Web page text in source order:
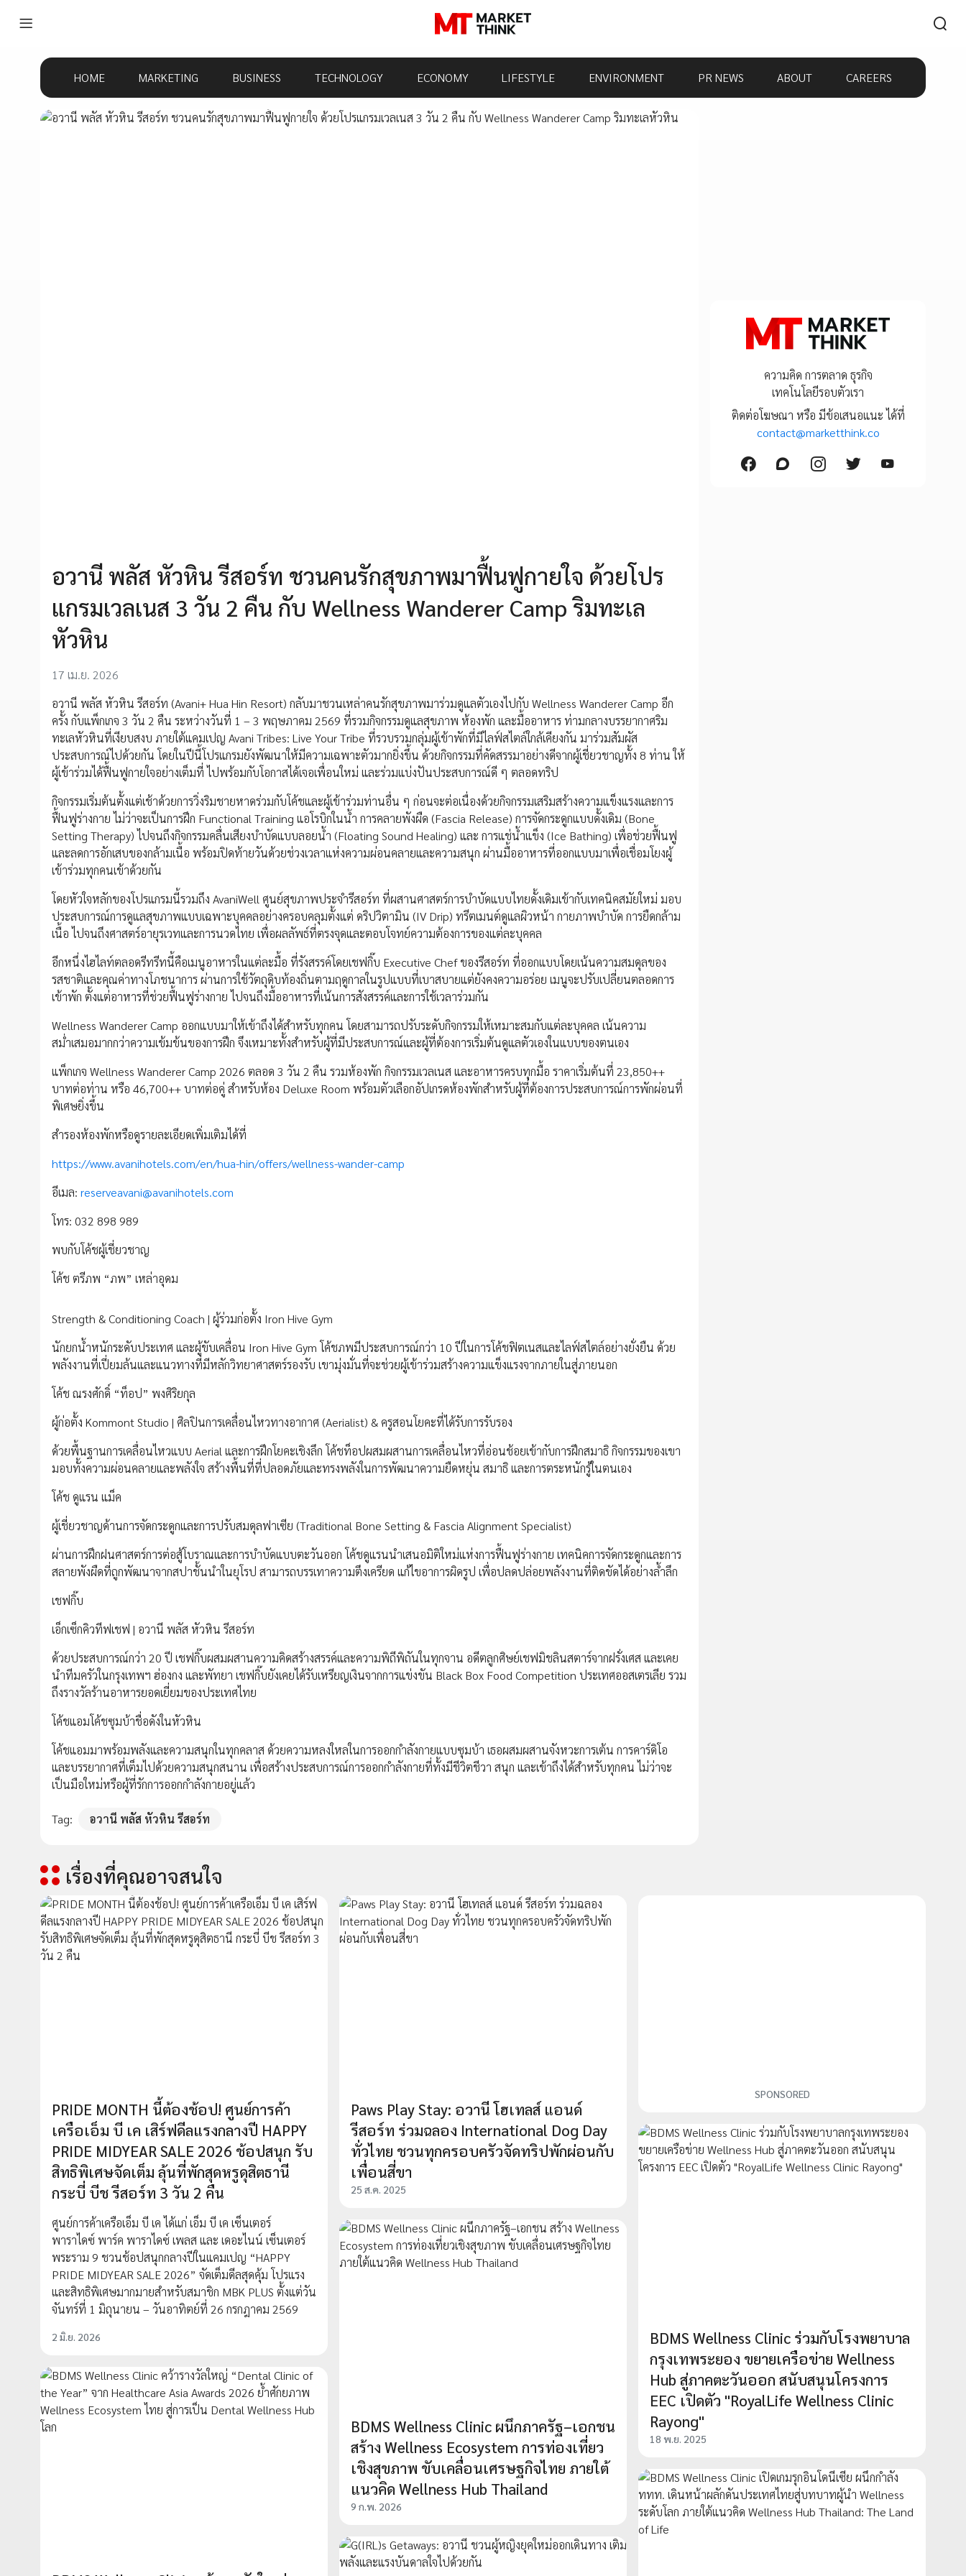
HOME MARKETING BUSINESS TECHNOLOGY ECONOMY LIFESTYLE ENVIRONMENT PR NEWS ABOUT CAREERS
อวานี พลัส หัวหิน รีสอร์ท ชวนคนรักสุขภาพมาฟื้นฟูกายใจ ด้วยโปร
แกรมเวลเนส 3 วัน 2 คืน กับ Wellness Wanderer Camp ริมทะเล
หัวหิน
17 เม.ย. 2026
อวานี พลัส หัวหิน รีสอร์ท (Avani+ Hua Hin Resort) กลับมาชวนเหล่าคนรักสุขภาพมาร่วมดูแลตัวเองไปกับ Wellness Wanderer Camp อีก
ครั้ง กับแพ็กเกจ 3 วัน 2 คืน ระหว่างวันที่ 1 – 3 พฤษภาคม 2569 ที่รวมกิจกรรมดูแลสุขภาพ ห้องพัก และมื้ออาหาร ท่ามกลางบรรยากาศริม
ทะเลหัวหินที่เงียบสงบ ภายใต้แคมเปญ Avani Tribes: Live Your Tribe ที่รวบรวมกลุ่มผู้เข้าพักที่มีไลฟ์สไตล์ใกล้เคียงกัน มาร่วมสัมผัส
ประสบการณ์ไปด้วยกัน โดยในปีนี้โปรแกรมยังพัฒนาให้มีความเฉพาะตัวมากยิ่งขึ้น ด้วยกิจกรรมที่คัดสรรมาอย่างดีจากผู้เชี่ยวชาญทั้ง 8 ท่าน ให้
ผู้เข้าร่วมได้ฟื้นฟูกายใจอย่างเต็มที่ ไปพร้อมกับโอกาสได้เจอเพื่อนใหม่ และร่วมแบ่งปันประสบการณ์ดี ๆ ตลอดทริป
กิจกรรมเริ่มต้นตั้งแต่เช้าด้วยการวิ่งริมชายหาดร่วมกับโค้ชและผู้เข้าร่วมท่านอื่น ๆ ก่อนจะต่อเนื่องด้วยกิจกรรมเสริมสร้างความแข็งแรงและการ
ฟื้นฟูร่างกาย ไม่ว่าจะเป็นการฝึก Functional Training แอโรบิกในน้ำ การคลายพังผืด (Fascia Release) การจัดกระดูกแบบดั้งเดิม (Bone
Setting Therapy) ไปจนถึงกิจกรรมคลื่นเสียงบำบัดแบบลอยน้ำ (Floating Sound Healing) และ การแช่น้ำแข็ง (Ice Bathing) เพื่อช่วยฟื้นฟู
และลดการอักเสบของกล้ามเนื้อ พร้อมปิดท้ายวันด้วยช่วงเวลาแห่งความผ่อนคลายและความสนุก ผ่านมื้ออาหารที่ออกแบบมาเพื่อเชื่อมโยงผู้
เข้าร่วมทุกคนเข้าด้วยกัน
โดยหัวใจหลักของโปรแกรมนี้รวมถึง AvaniWell ศูนย์สุขภาพประจำรีสอร์ท ที่ผสานศาสตร์การบำบัดแบบไทยดั้งเดิมเข้ากับเทคนิคสมัยใหม่ มอบ
ประสบการณ์การดูแลสุขภาพแบบเฉพาะบุคคลอย่างครอบคลุมตั้งแต่ ดริปวิตามิน (IV Drip) ทรีตเมนต์ดูแลผิวหน้า กายภาพบำบัด การยืดกล้าม
เนื้อ ไปจนถึงศาสตร์อายุรเวทและการนวดไทย เพื่อผลลัพธ์ที่ตรงจุดและตอบโจทย์ความต้องการของแต่ละบุคคล
อีกหนึ่งไฮไลท์ตลอดรีทรีทนี้คือเมนูอาหารในแต่ละมื้อ ที่รังสรรค์โดยเชฟกิ๊บ Executive Chef ของรีสอร์ท ที่ออกแบบโดยเน้นความสมดุลของ
รสชาติและคุณค่าทางโภชนาการ ผ่านการใช้วัตถุดิบท้องถิ่นตามฤดูกาลในรูปแบบที่เบาสบายแต่ยังคงความอร่อย เมนูจะปรับเปลี่ยนตลอดการ
เข้าพัก ตั้งแต่อาหารที่ช่วยฟื้นฟูร่างกาย ไปจนถึงมื้ออาหารที่เน้นการสังสรรค์และการใช้เวลาร่วมกัน
Wellness Wanderer Camp ออกแบบมาให้เข้าถึงได้สำหรับทุกคน โดยสามารถปรับระดับกิจกรรมให้เหมาะสมกับแต่ละบุคคล เน้นความ
สม่ำเสมอมากกว่าความเข้มข้นของการฝึก จึงเหมาะทั้งสำหรับผู้ที่มีประสบการณ์และผู้ที่ต้องการเริ่มต้นดูแลตัวเองในแบบของตนเอง
แพ็กเกจ Wellness Wanderer Camp 2026 ตลอด 3 วัน 2 คืน รวมห้องพัก กิจกรรมเวลเนส และอาหารครบทุกมื้อ ราคาเริ่มต้นที่ 23,850++
บาทต่อท่าน หรือ 46,700++ บาทต่อคู่ สำหรับห้อง Deluxe Room พร้อมตัวเลือกอัปเกรดห้องพักสำหรับผู้ที่ต้องการประสบการณ์การพักผ่อนที่
พิเศษยิ่งขึ้น
สำรองห้องพักหรือดูรายละเอียดเพิ่มเติมได้ที่
https://www.avanihotels.com/en/hua-hin/offers/wellness-wander-camp
อีเมล: reserveavani@avanihotels.com
โทร: 032 898 989
พบกับโค้ชผู้เชี่ยวชาญ
โค้ช ตรีภพ “ภพ” เหล่าอุดม
Strength & Conditioning Coach | ผู้ร่วมก่อตั้ง Iron Hive Gym
นักยกน้ำหนักระดับประเทศ และผู้ขับเคลื่อน Iron Hive Gym โค้ชภพมีประสบการณ์กว่า 10 ปีในการโค้ชฟิตเนสและไลฟ์สไตล์อย่างยั่งยืน ด้วย
พลังงานที่เปี่ยมล้นและแนวทางที่มีหลักวิทยาศาสตร์รองรับ เขามุ่งมั่นที่จะช่วยผู้เข้าร่วมสร้างความแข็งแรงจากภายในสู่ภายนอก
โค้ช ณรงศักดิ์ “ท็อป” พงศิริยกุล
ผู้ก่อตั้ง Kommont Studio | ศิลปินการเคลื่อนไหวทางอากาศ (Aerialist) & ครูสอนโยคะที่ได้รับการรับรอง
ด้วยพื้นฐานการเคลื่อนไหวแบบ Aerial และการฝึกโยคะเชิงลึก โค้ชท็อปผสมผสานการเคลื่อนไหวที่อ่อนช้อยเข้ากับการฝึกสมาธิ กิจกรรมของเขา
มอบทั้งความผ่อนคลายและพลังใจ สร้างพื้นที่ที่ปลอดภัยและทรงพลังในการพัฒนาความยืดหยุ่น สมาธิ และการตระหนักรู้ในตนเอง
โค้ช ดูแรน แม็ค
ผู้เชี่ยวชาญด้านการจัดกระดูกและการปรับสมดุลฟาเซีย (Traditional Bone Setting & Fascia Alignment Specialist)
ผ่านการฝึกฝนศาสตร์การต่อสู้โบราณและการบำบัดแบบตะวันออก โค้ชดูแรนนำเสนอมิติใหม่แห่งการฟื้นฟูร่างกาย เทคนิคการจัดกระดูกและการ
สลายพังผืดที่ถูกพัฒนาจากสปาชั้นนำในยุโรป สามารถบรรเทาความตึงเครียด แก้ไขอาการผิดรูป เพื่อปลดปล่อยพลังงานที่ติดขัดได้อย่างล้ำลึก
เชฟกิ๊บ
เอ็กเซ็กคิวทีฟเชฟ | อวานี พลัส หัวหิน รีสอร์ท
ด้วยประสบการณ์กว่า 20 ปี เชฟกิ๊บผสมผสานความคิดสร้างสรรค์และความพิถีพิถันในทุกจาน อดีตลูกศิษย์เชฟมิชลินสตาร์จากฝรั่งเศส และเคย
นำทีมครัวในกรุงเทพฯ ฮ่องกง และพัทยา เชฟกิ๊บยังเคยได้รับเหรียญเงินจากการแข่งขัน Black Box Food Competition ประเทศออสเตรเลีย รวม
ถึงรางวัลร้านอาหารยอดเยี่ยมของประเทศไทย
โค้ชแอมโค้ชซุมบ้าชื่อดังในหัวหิน
โค้ชแอมมาพร้อมพลังและความสนุกในทุกคลาส ด้วยความหลงใหลในการออกกำลังกายแบบซุมบ้า เธอผสมผสานจังหวะการเต้น การคาร์ดิโอ
และบรรยากาศที่เต็มไปด้วยความสนุกสนาน เพื่อสร้างประสบการณ์การออกกำลังกายที่ทั้งมีชีวิตชีวา สนุก และเข้าถึงได้สำหรับทุกคน ไม่ว่าจะ
เป็นมือใหม่หรือผู้ที่รักการออกกำลังกายอยู่แล้ว
Tag: อวานี พลัส หัวหิน รีสอร์ท
ความคิด การตลาด ธุรกิจ
เทคโนโลยีรอบตัวเรา
ติดต่อโฆษณา หรือ มีข้อเสนอแนะ ได้ที่
contact@marketthink.co
เรื่องที่คุณอาจสนใจ
PRIDE MONTH นี้ต้องช้อป! ศูนย์การค้า
เครือเอ็ม บี เค เสิร์ฟดีลแรงกลางปี HAPPY
PRIDE MIDYEAR SALE 2026 ช้อปสนุก รับ
สิทธิพิเศษจัดเต็ม ลุ้นที่พักสุดหรูดุสิตธานี
กระบี่ บีช รีสอร์ท 3 วัน 2 คืน
ศูนย์การค้าเครือเอ็ม บี เค ได้แก่ เอ็ม บี เค เซ็นเตอร์
พาราไดซ์ พาร์ค พาราไดซ์ เพลส และ เดอะไนน์ เซ็นเตอร์
พระราม 9 ชวนช้อปสนุกกลางปีในแคมเปญ “HAPPY
PRIDE MIDYEAR SALE 2026” จัดเต็มดีลสุดคุ้ม โปรแรง
และสิทธิพิเศษมากมายสำหรับสมาชิก MBK PLUS ตั้งแต่วัน
จันทร์ที่ 1 มิถุนายน – วันอาทิตย์ที่ 26 กรกฎาคม 2569
2 มิ.ย. 2026
Paws Play Stay: อวานี โฮเทลส์ แอนด์
รีสอร์ท ร่วมฉลอง International Dog Day
ทั่วไทย ชวนทุกครอบครัวจัดทริปพักผ่อนกับ
เพื่อนสี่ขา
25 ส.ค. 2025
SPONSORED
BDMS Wellness Clinic ร่วมกับโรงพยาบาล
กรุงเทพระยอง ขยายเครือข่าย Wellness
Hub สู่ภาคตะวันออก สนับสนุนโครงการ
EEC เปิดตัว "RoyalLife Wellness Clinic
Rayong"
18 พ.ย. 2025
BDMS Wellness Clinic ผนึกภาครัฐ–เอกชน
สร้าง Wellness Ecosystem การท่องเที่ยว
เชิงสุขภาพ ขับเคลื่อนเศรษฐกิจไทย ภายใต้
แนวคิด Wellness Hub Thailand
9 ก.พ. 2026